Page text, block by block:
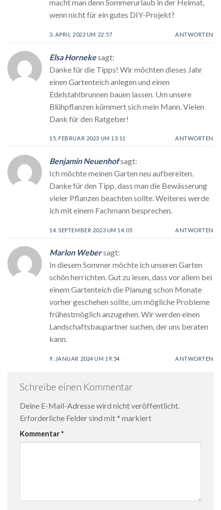
macht man denn Sommerurlaub in der Heimat,
wenn nicht für ein gutes DIY-Projekt?
3. APRIL 2022 UM 22:57 ANTWORTEN
Elsa Hornekesagt:
Danke für die Tipps! Wir möchten dieses Jahr
einen Gartenteich anlegen und einen
Edelstahlbrunnen bauen lassen. Um unsere
Blühpflanzen kümmert sich mein Mann. Vielen
Dank für den Ratgeber!
15. FEBRUAR 2023 UM 13:11 ANTWORTEN
Benjamin Neuenhofsagt:
Ich möchte meinen Garten neu aufbereiten.
Danke für den Tipp, dass man die Bewässerung
vieler Pflanzen beachten sollte. Weiteres werde
ich mit einem Fachmann besprechen.
14. SEPTEMBER 2023 UM 14:05 ANTWORTEN
Marlon Webersagt:
In diesem Sommer möchte ich unseren Garten
schön herrichten. Gut zu lesen, dass vor allem bei
einem Gartenteich die Planung schon Monate
vorher geschehen sollte, um mögliche Probleme
frühestmöglich anzugehen. Wir werden einen
Landschaftsbaupartner suchen, der uns beraten
kann.
9. JANUAR 2024 UM 19:54 ANTWORTEN
Schreibe einen Kommentar
Deine E-Mail-Adresse wird nicht veröffentlicht.
Erforderliche Felder sind mit * markiert
Kommentar*